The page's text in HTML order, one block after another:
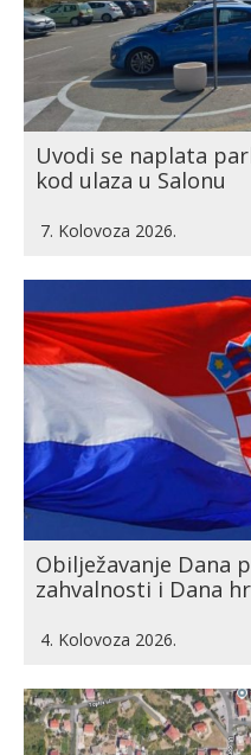
Uvodi se naplata
kod ulaza u Salonu
7. Kolovoza 2026.
Obilježavanje Dana
zahvalnosti i Dana
4. Kolovoza 2026.